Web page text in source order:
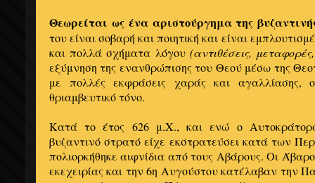
Θεωρείται ως ένα αριστούργημα της
του είναι σοβαρή και ποιητική και είναι
και πολλά σχήματα λόγου (αντιθέσεις,
εξύμνηση της ενανθρώπισης του Θεού μέσω της
με πολλές εκφράσεις χαράς και αγαλλίασης,
θριαμβευτικό τόνο.
Κατά το έτος 626 μ.Χ., και ενώ ο
βυζαντινό στρατό είχε εκστρατεύσει κατά των
πολιορκήθηκε αιφνίδια από τους Αβάρους. Οι
εκεχειρίας και την 6η Αυγούστου κατέλαβαν την